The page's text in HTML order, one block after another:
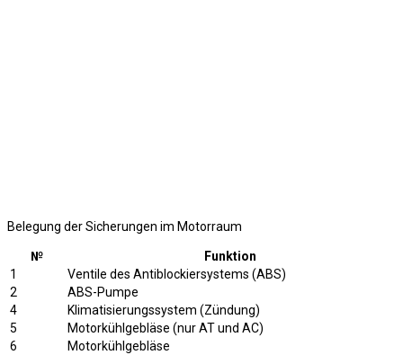
Belegung der Sicherungen im Motorraum
№
Funktion
1
Ventile des Antiblockiersystems (ABS)
2
ABS-Pumpe
4
Klimatisierungssystem (Zündung)
5
Motorkühlgebläse (nur AT und AC)
6
Motorkühlgebläse